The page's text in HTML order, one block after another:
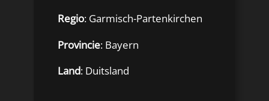
Regio: Garmisch-Partenkirchen
Provincie: Bayern
Land: Duitsland